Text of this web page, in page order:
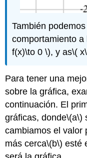
También
comportamiento
f(x)\to 0 \), y as\(
Para tener una
sobre la gráfica,
continuación. El
gráficas, donde\(a\)
cambiamos el valor
más cerca\(b\) esté